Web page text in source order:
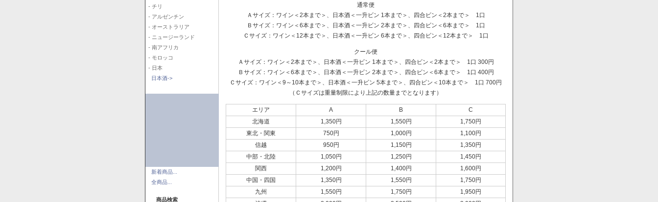
- チリ
- アルゼンチン
- オーストラリア
- ニュージーランド
- 南アフリカ
- モロッコ
- 日本
日本酒->
新着商品...
全商品...
商品検索
通常便
Ａサイズ：ワイン＜2本まで＞、日本酒＜一升ビン 1本まで＞、四合ビン＜2本まで＞ 1口
Ｂサイズ：ワイン＜6本まで＞、日本酒＜一升ビン 2本まで＞、四合ビン＜6本まで＞ 1口
Ｃサイズ：ワイン＜12本まで＞、日本酒＜一升ビン 6本まで＞、四合ビン＜12本まで＞ 1口
クール便
Ａサイズ：ワイン＜2本まで＞、日本酒＜一升ビン 1本まで＞、四合ビン＜2本まで＞ 1口 300円
Ｂサイズ：ワイン＜6本まで＞、日本酒＜一升ビン 2本まで＞、四合ビン＜6本まで＞ 1口 400円
Ｃサイズ：ワイン＜9～10本まで＞、日本酒＜一升ビン 5本まで＞、四合ビン＜10本まで＞ 1口 700円
（Ｃサイズは重量制限により上記の数量までとなります）
エリア A B
C
北海道
1,350円 1,550円
1,750円
東北・関東
750円 1,000円
1,100円
信越
950円 1,150円
1,350円
中部・北陸
1,050円 1,250円
1,450円
関西
1,200円 1,400円
1,600円
中国・四国
1,350円 1,550円
1,750円
九州
1,550円 1,750円
1,950円